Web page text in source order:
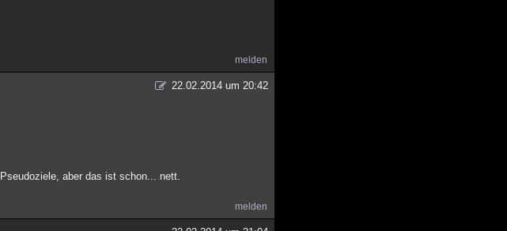
melden
22.02.2014 um 20:42
aber das ist schon... nett.
melden